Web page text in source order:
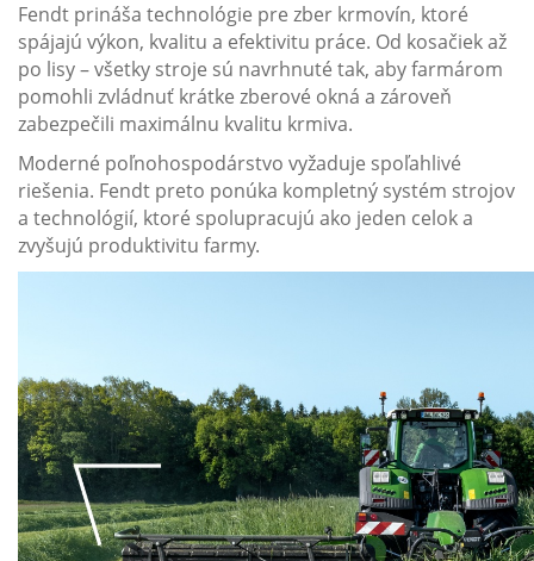
Fendt prináša technológie pre zber krmovín, ktoré
spájajú výkon, kvalitu a efektivitu práce. Od kosačiek až
po lisy – všetky stroje sú navrhnuté tak, aby farmárom
pomohli zvládnuť krátke zberové okná a zároveň
zabezpečili maximálnu kvalitu krmiva.
Moderné poľnohospodárstvo vyžaduje spoľahlivé
riešenia. Fendt preto ponúka kompletný systém strojov
a technológií, ktoré spolupracujú ako jeden celok a
zvyšujú produktivitu farmy.